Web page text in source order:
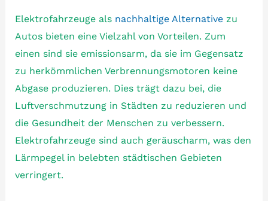
Elektrofahrzeuge als nachhaltige Alternativezu
Autos bieten eine Vielzahl von Vorteilen. Zum
einen sind sie emissionsarm, da sie im Gegensatz
zu herkömmlichen Verbrennungsmotoren keine
Abgase produzieren. Dies trägt dazu bei, die
Luftverschmutzung in Städten zu reduzieren und
die Gesundheit der Menschen zu verbessern.
Elektrofahrzeuge sind auch geräuscharm, was den
Lärmpegel in belebten städtischen Gebieten
verringert.